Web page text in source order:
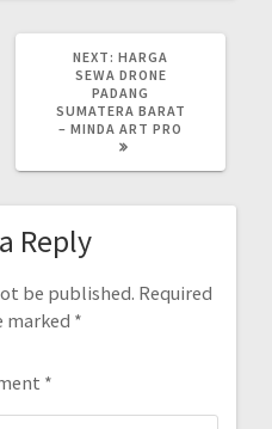
NEXT: NEXT
POST:
HARGA
SEWA DRONE
PADANG
SUMATERA BARAT
– MINDA ART PRO
Reply
be published. Required
marked *
*